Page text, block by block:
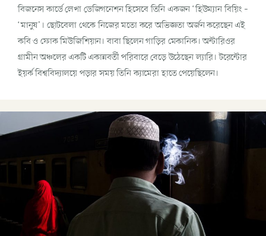
বিজনেস কার্ডে লেখা ডেজিগনেশন হিসেবে তিনি একজন ‘হিউম্যান বিয়িং –
‘মানুষ’। ছোটবেলা থেকে নিজের মতো করে অভিজ্ঞতা অর্জন করেছেন এই
কবি ও ফোক মিউজিশিয়ান। বাবা ছিলেন গাড়ির মেকানিক। অন্টারিওর
গ্রামীন অঞ্চলের একটি একান্নবর্তী পরিবারে বেড়ে উঠেছেন ল্যারি। টরেন্টোর
ইয়র্ক বিশ্ববিদ্যালয়ে পড়ার সময় তিনি ক্যামেরা হাতে পেয়েছিলেন।